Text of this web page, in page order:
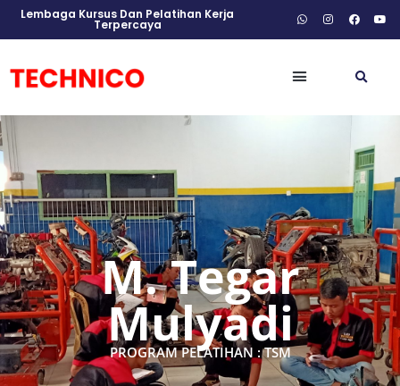
Lembaga Kursus Dan Pelatihan Kerja
Terpercaya
M. Tegar
Mulyadi
PROGRAM PELATIHAN : TSM